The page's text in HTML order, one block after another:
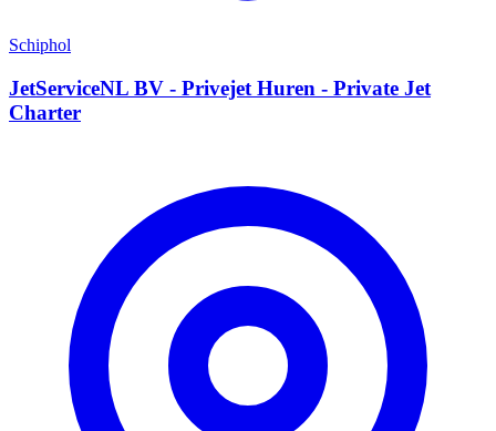
Schiphol
JetServiceNL BV - Privejet Huren - Private Jet
Charter